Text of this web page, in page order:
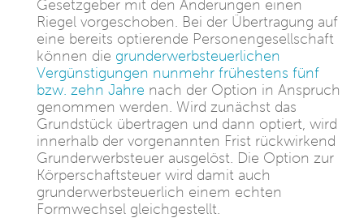
Gesetzgeber mit den Änderungen einen
Riegel vorgeschoben. Bei der Übertragung auf
eine bereits optierende Personengesellschaft
können die grunderwerbsteuerlichen
Vergünstigungen nunmehr frühestens fünf
bzw. zehn Jahre nach der Option in Anspruch
genommen werden. Wird zunächst das
Grundstück übertragen und dann optiert, wird
innerhalb der vorgenannten Frist rückwirkend
Grunderwerbsteuer ausgelöst. Die Option zur
Körperschaftsteuer wird damit auch
grunderwerbsteuerlich einem echten
Formwechsel gleichgestellt.